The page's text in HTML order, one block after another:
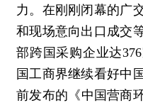
力。在刚刚闭幕的广
和现场意向出口成交
部跨国采购企业达
国工商界继续看好中
前发布的《中国营商